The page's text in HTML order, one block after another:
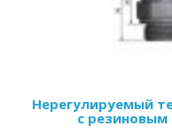
Нерегулируемый
c резиновым